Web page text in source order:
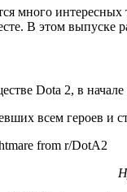
много
В этом выпуске
Dota 2, в
всем героев и
from r/DotA2